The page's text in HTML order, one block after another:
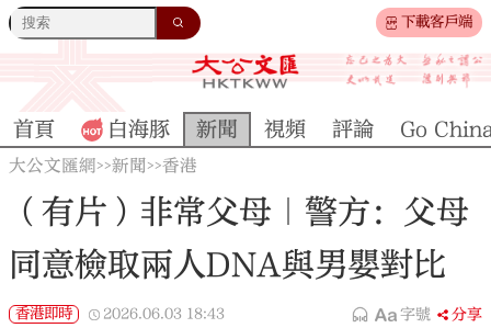
下載客戶端
首頁 白海豚 新聞 視頻 評論 Go
大公文匯網>>新聞>>香港
（有片）非常父母｜警方：父母
同意檢取兩人DNA與男嬰對比
香港即時 2026.06.03 18:43 字號 分享